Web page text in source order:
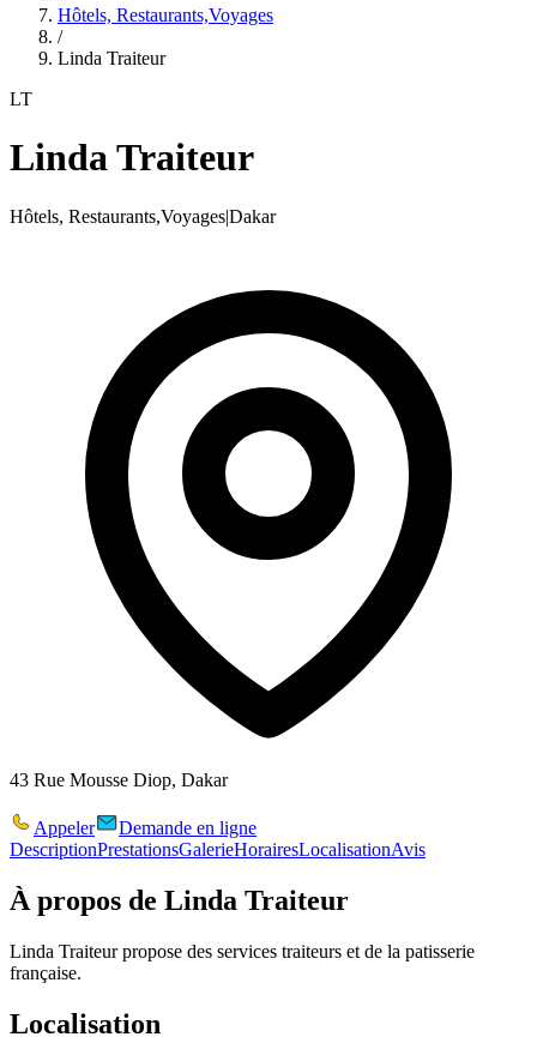
Hôtels, Restaurants,Voyages
/
Linda Traiteur
LT
Linda Traiteur
Hôtels, Restaurants,Voyages|Dakar
43 Rue Mousse Diop, Dakar
Appeler
Demande en ligne
DescriptionPrestationsGalerieHorairesLocalisationAvis
À propos de Linda Traiteur
Linda Traiteur propose des services traiteurs et de la patisserie
française.
Localisation